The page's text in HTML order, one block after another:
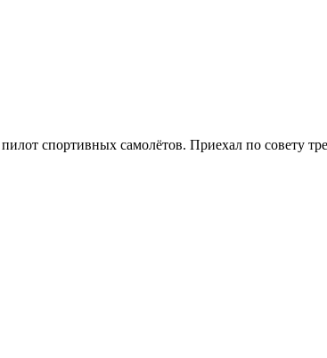
спортивных самолётов. Приехал по совету